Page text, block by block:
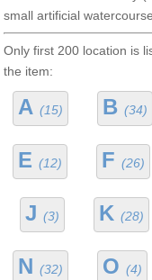
small artificial
Only first 200 location is
the item:
A (15) B (34)
E (12) F (26)
J (3) K (28)
N (32) O (4)